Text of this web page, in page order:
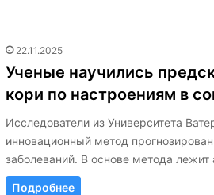
22.11.2025
Ученые научились
кори по настроениям в
Исследователи из Университета
инновационный метод
заболеваний. В основе метода лежит
Подробнее